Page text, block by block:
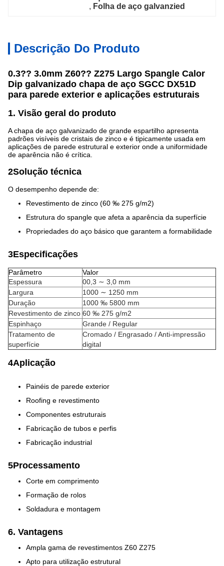
, Folha de aço galvanzied
Descrição Do Produto
0.3?? 3.0mm Z60?? Z275 Largo Spangle Calor
Dip galvanizado chapa de aço SGCC DX51D
para parede exterior e aplicações estruturais
1. Visão geral do produto
A chapa de aço galvanizado de grande espartilho apresenta
padrões visíveis de cristais de zinco e é tipicamente usada em
aplicações de parede estrutural e exterior onde a uniformidade
de aparência não é crítica.
2Solução técnica
O desempenho depende de:
Revestimento de zinco (60 ‰ 275 g/m2)
Estrutura do spangle que afeta a aparência da superfície
Propriedades do aço básico que garantem a formabilidade
3Especificações
Parâmetro
Valor
Espessura
00,3 ∼ 3,0 mm
Largura
1000 ∼ 1250 mm
Duração
1000 ‰ 5800 mm
Revestimento de zinco 60 ‰ 275 g/m2
Espinhaço
Grande / Regular
Tratamento de
superfície
Cromado / Engrasado / Anti-impressão
digital
4Aplicação
Painéis de parede exterior
Roofing e revestimento
Componentes estruturais
Fabricação de tubos e perfis
Fabricação industrial
5Processamento
Corte em comprimento
Formação de rolos
Soldadura e montagem
6. Vantagens
Ampla gama de revestimentos Z60 Z275
Apto para utilização estrutural